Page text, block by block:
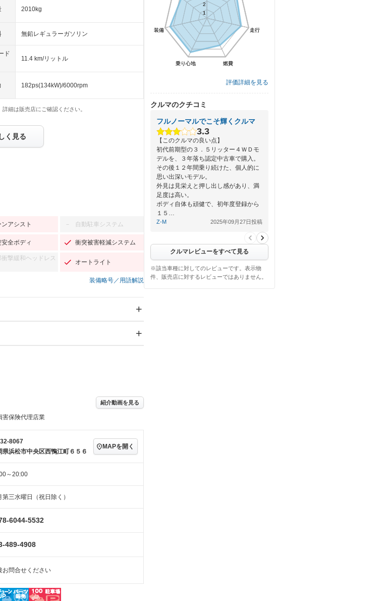
2010kg
無鉛レギュラーガソリン
ド
11.4 km/リットル
182ps(134kW)/6000rpm
細は販売店にご確認ください。
く見る
ンアシスト － 自動駐車システム
安全ボディ 衝突被害軽減システム
衝撃緩和ヘッドレス
オートライト
装備略号／用語解説
センターデフロック
装備略号／用語解説
キーレス
タブルナビ
ートキー ローダウン
ート － ベンチシート
トマン
モニター
紹介動画を見る
害保険代理店業
8067
県浜松市中央区西鴨江町６５６
MAPを開く
～20:00
第三水曜日（祝日除く）
6044-5532
489-4908
お問合せください
走行
燃費
乗り心地
装備
1
2
走行
燃費
乗り心地
装備
1
2
評価詳細を見る
クルマのクチコミ
フルノーマルでこそ輝くクルマ
3.3
【このクルマの良い点】
初代前期型の３．５リッター４ＷＤモ
デルを、３年落ち認定中古車で購入。
その後１２年間乗り続けた、個人的に
思い出深いモデル。
外見は見栄えと押し出し感があり、満
足度は高い。
ボディ自体も頑健で、初年度登録から
１５…
Z-M 2025年09月27日投稿
クルマレビューをすべて見る
※該当車種に対してのレビューです。表示物
件、販売店に対するレビューではありません。